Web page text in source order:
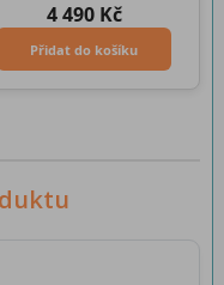
4 490 Kč
Přidat do košíku